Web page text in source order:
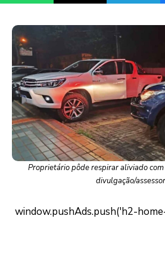
Proprietário pôde respirar aliviado
divulgação/